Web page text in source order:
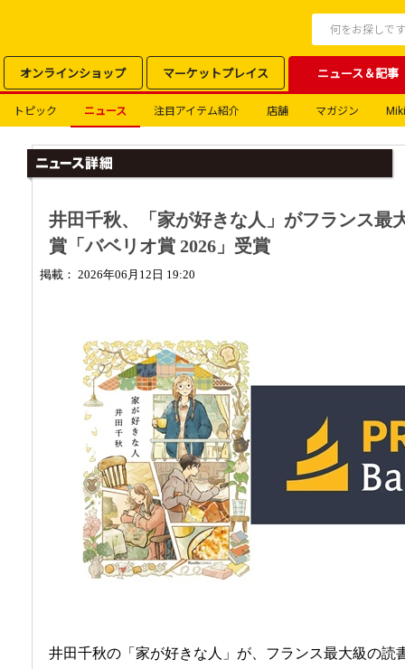
オンラインショップ マーケットプレイス ニュース＆記事
トピック ニュース 注目アイテム紹介 店舗 マガジン
井田千秋、「家が好きな人」がフランス最
賞「バベリオ賞 2026」受賞
掲載： 2026年06月12日 19:20
井田千秋の「家が好きな人」が、フランス最大級の読